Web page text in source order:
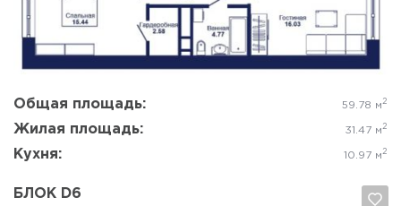
Общая площадь: 59.78 м 2
Жилая площадь: 31.47 м 2
Кухня: 10.97 м 2
Да, удалить
БЛОК D6